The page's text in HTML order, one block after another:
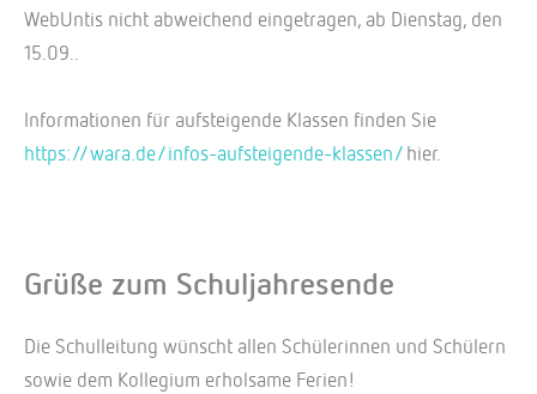
WebUntis nicht abweichend eingetragen, ab Dienstag, den
15.09..
Informationen für aufsteigende Klassen finden Sie
https://wara.de/infos-aufsteigende-klassen/hier.
Grüße zum Schuljahresende
Die Schulleitung wünscht allen Schülerinnen und Schülern
sowie dem Kollegium erholsame Ferien!